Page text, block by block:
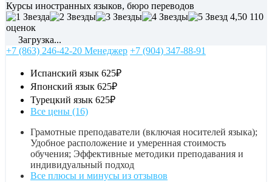
Курсы иностранных языков, бюро переводов
4,50 110
оценок
Загрузка...
+7 (863) 246-42-20 Менеджер +7 (904) 347-88-91
Испанский язык 625₽
Японский язык 625₽
Турецкий язык 625₽
Все цены (16)
Грамотные преподаватели (включая носителей языка);
Удобное расположение и умеренная стоимость
обучения; Эффективные методики преподавания и
индивидуальный подход
Все плюсы и минусы из отзывов